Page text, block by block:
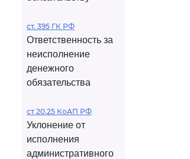
ст. 395 ГК РФ
Ответственность за
неисполнение
денежного
обязательства
ст 20.25 КоАП РФ
Уклонение от
исполнения
административного